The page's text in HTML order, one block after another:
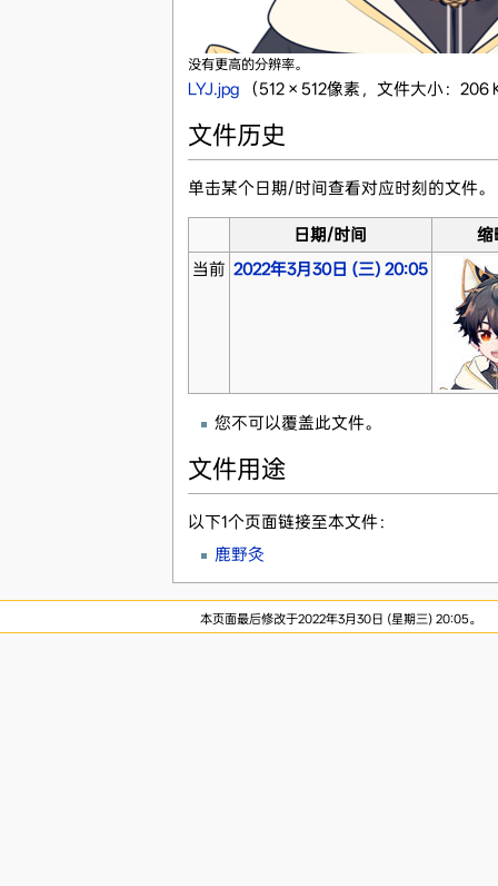
没有更高的分辨率。
LYJ.jpg‎ （512 × 512像素，文件大小：
文件历史
单击某个日期/时间查看对应时刻的文件。
日期/时间
缩
当前 2022年3月30日 (三) 20:05
您不可以覆盖此文件。
文件用途
以下1个页面链接至本文件：
鹿野灸
本页面最后修改于2022年3月30日 (星期三) 20:05。